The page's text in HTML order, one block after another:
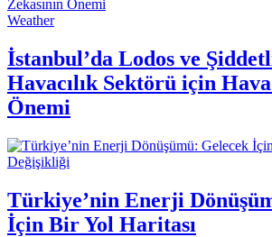
Weather
İstanbul’da Lodos ve
Havacılık Sektörü için Hava
Önemi
Değişikliği
Türkiye’nin Enerji
İçin Bir Yol Haritası